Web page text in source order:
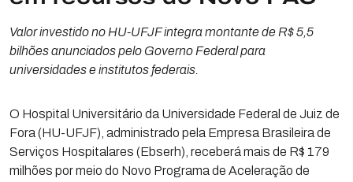
Valor investido no HU-UFJF integra montante de R$ 5,5
bilhões anunciados pelo Governo Federal para
universidades e institutos federais.
O Hospital Universitário da Universidade Federal de Juiz de
Fora (HU-UFJF), administrado pela Empresa Brasileira de
Serviços Hospitalares (Ebserh), receberá mais de R$ 179
milhões por meio do Novo Programa de Aceleração de